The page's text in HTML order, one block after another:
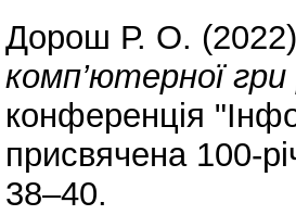
Дорош Р. О. (2022)
комп’ютерної гри
конференція
присвячена 100-
38–40.